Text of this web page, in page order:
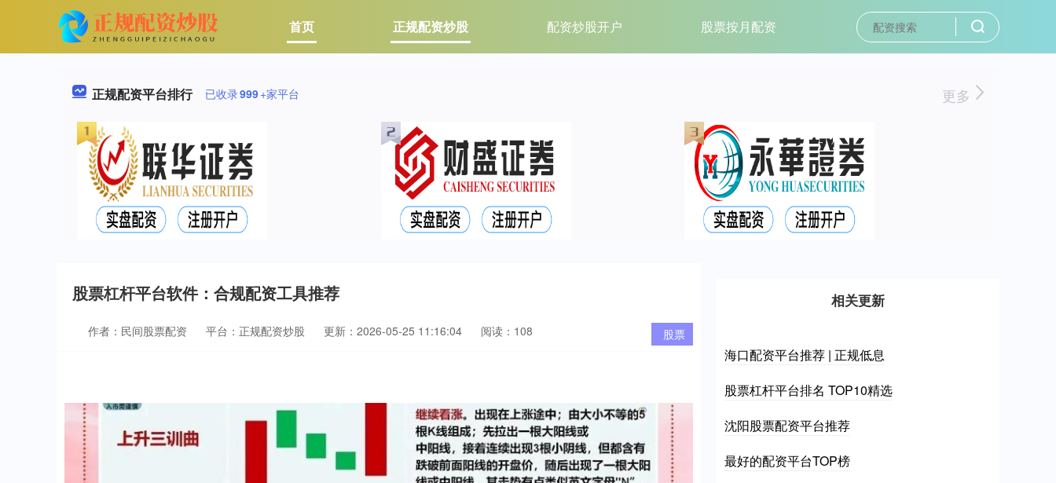
首页 正规配资炒股 配资炒股开户 股票按月配资
正规配资平台排行 已收录999+家平台 更多
股票杠杆平台软件：合规配资工具推荐
股票
作者：民间股票配资 平台：正规配资炒股 更新：2026-05-25 11:16:04 阅读：108
相关更新
海口配资平台推荐 | 正规低息
股票杠杆平台排名 TOP10精选
沈阳股票配资平台推荐
最好的配资平台TOP榜